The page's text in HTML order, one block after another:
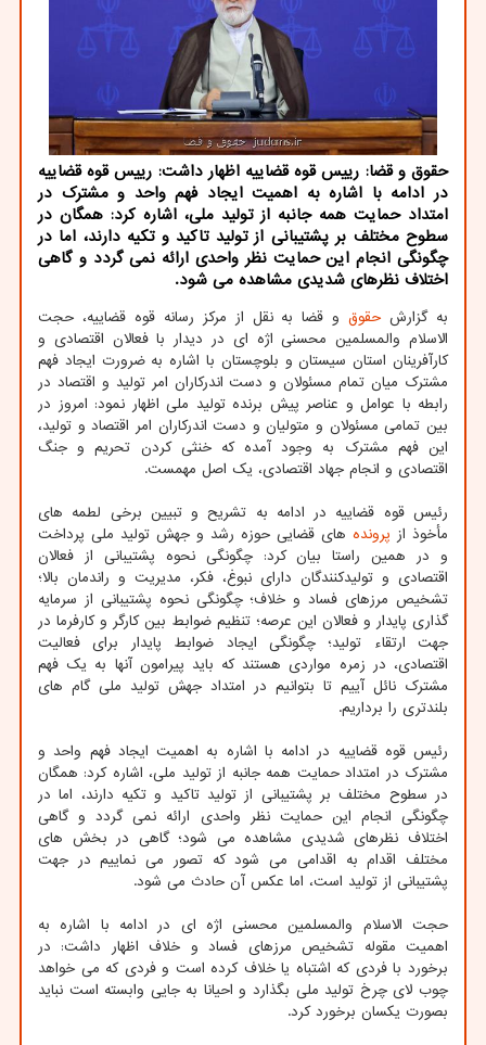
حقوق و قضا: رییس قوه قضاییه اظهار داشت: رییس قوه قضاییه
در ادامه با اشاره به اهمیت ایجاد فهم واحد و مشترک در
امتداد حمایت همه جانبه از تولید ملی، اشاره کرد: همگان در
سطوح مختلف بر پشتیبانی از تولید تاکید و تکیه دارند، اما در
چگونگی انجام این حمایت نظر واحدی ارائه نمی گردد و گاهی
اختلاف نظرهای شدیدی مشاهده می شود.
به گزارش حقوقو قضا به نقل از مرکز رسانه قوه قضاییه، حجت
الاسلام والمسلمین محسنی اژه ای در دیدار با فعالان اقتصادی و
کارآفرینان استان سیستان و بلوچستان با اشاره به ضرورت ایجاد فهم
مشترک میان تمام مسئولان و دست اندرکاران امر تولید و اقتصاد در
رابطه با عوامل و عناصر پیش برنده تولید ملی اظهار نمود: امروز در
بین تمامی مسئولان و متولیان و دست اندرکاران امر اقتصاد و تولید،
این فهم مشترک به وجود آمده که خنثی کردن تحریم و جنگ
اقتصادی و انجام جهاد اقتصادی، یک اصل مهمست.
رئیس قوه قضاییه در ادامه به تشریح و تبیین برخی لطمه های
مأخوذ از پرونده های قضایی حوزه رشد و جهش تولید ملی پرداخت
و در همین راستا بیان کرد: چگونگی نحوه پشتیبانی از فعالان
اقتصادی و تولیدکنندگان دارای نبوغ، فکر، مدیریت و راندمان بالا؛
تشخیص مرزهای فساد و خلاف؛ چگونگی نحوه پشتیبانی از سرمایه
گذاری پایدار و فعالان این عرصه؛ تنظیم ضوابط بین کارگر و کارفرما در
جهت ارتقاء تولید؛ چگونگی ایجاد ضوابط پایدار برای فعالیت
اقتصادی، در زمره مواردی هستند که باید پیرامون آنها به یک فهم
مشترک نائل آییم تا بتوانیم در امتداد جهش تولید ملی گام های
بلندتری را برداریم.
رئیس قوه قضاییه در ادامه با اشاره به اهمیت ایجاد فهم واحد و
مشترک در امتداد حمایت همه جانبه از تولید ملی، اشاره کرد: همگان
در سطوح مختلف بر پشتیبانی از تولید تاکید و تکیه دارند، اما در
چگونگی انجام این حمایت نظر واحدی ارائه نمی گردد و گاهی
اختلاف نظرهای شدیدی مشاهده می شود؛ گاهی در بخش های
مختلف اقدام به اقدامی می شود که تصور می نماییم در جهت
پشتیبانی از تولید است، اما عکس آن حادث می شود.
حجت الاسلام والمسلمین محسنی اژه ای در ادامه با اشاره به
اهمیت مقوله تشخیص مرزهای فساد و خلاف اظهار داشت: در
برخورد با فردی که اشتباه یا خلاف کرده است و فردی که می خواهد
چوب لای چرخ تولید ملی بگذارد و احیانا به جایی وابسته است نباید
بصورت یکسان برخورد کرد.